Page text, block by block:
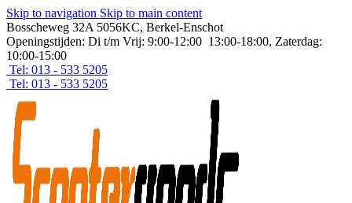
Skip to navigation Skip to main content
Bosscheweg 32A 5056KC, Berkel-Enschot
Openingstijden: Di t/m Vrij: 9:00-12:00 13:00-18:00, Zaterdag:
10:00-15:00
Tel: 013 - 533 5205
Tel: 013 - 533 5205